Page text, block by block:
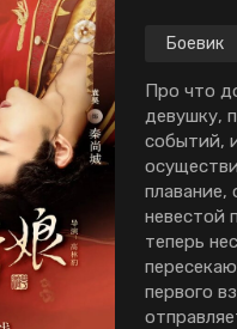
100
любовный
богатых парней
2025
2024
2022
2021
2018
Боевик
Про что
девушку,
событий,
плавание,
невестой
теперь
первого